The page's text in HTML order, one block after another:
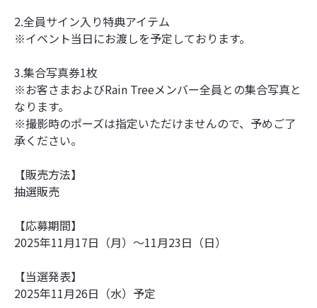
2.全員サイン入り特典アイテム
※イベント当日にお渡しを予定しております。
3.集合写真券1枚
※お客さまおよびRain Treeメンバー全員との集合写真と
なります。
※撮影時のポーズは指定いただけませんので、予めご了
承ください。
【販売方法】
抽選販売
【応募期間】
2025年11月17日（月）～11月23日（日）
【当選発表】
2025年11月26日（水）予定